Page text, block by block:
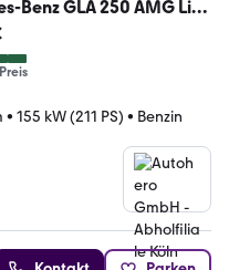
Benz GLA 250 AMG Line
• 155 kW (211 PS) • Benzin